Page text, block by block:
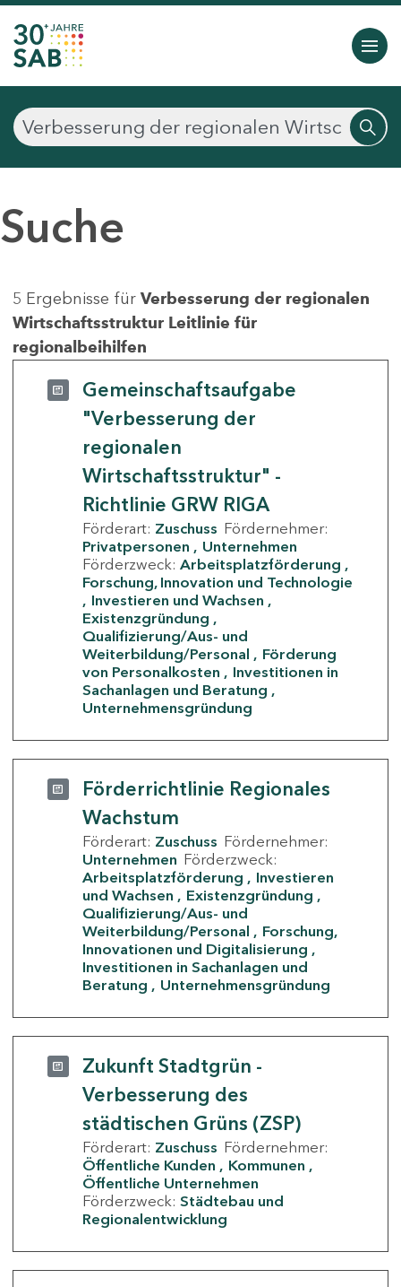
Suche
5 Ergebnisse für Verbesserung der regionalen
Wirtschaftsstruktur Leitlinie für
regionalbeihilfen
Gemeinschaftsaufgabe
"Verbesserung der
regionalen
Wirtschaftsstruktur" -
Richtlinie GRW RIGA
Förderart: Zuschuss Fördernehmer:
Privatpersonen
Unternehmen
Förderzweck: Arbeitsplatzförderung
Forschung, Innovation und Technologie
Investieren und Wachsen
Existenzgründung
Qualifizierung/Aus- und
Weiterbildung/Personal
Förderung
von Personalkosten
Investitionen in
Sachanlagen und Beratung
Unternehmensgründung
Förderrichtlinie Regionales
Wachstum
Förderart: Zuschuss Fördernehmer:
Unternehmen Förderzweck:
Arbeitsplatzförderung
Investieren
und Wachsen
Existenzgründung
Qualifizierung/Aus- und
Weiterbildung/Personal
Forschung,
Innovationen und Digitalisierung
Investitionen in Sachanlagen und
Beratung
Unternehmensgründung
Zukunft Stadtgrün -
Verbesserung des
städtischen Grüns (ZSP)
Förderart: Zuschuss Fördernehmer:
Öffentliche Kunden
Kommunen
Öffentliche Unternehmen
Förderzweck: Städtebau und
Regionalentwicklung